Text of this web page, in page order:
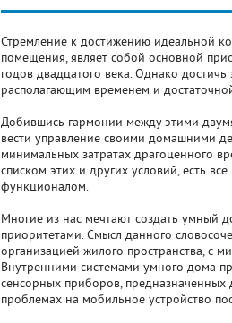
Стремление к достижению идеальной
помещения, являет собой основной
годов двадцатого века. Однако
располагающим временем и
Добившись гармонии между этими
вести управление своими домашними
минимальных затратах драгоценного
списком этих и других условий, есть
функционалом.
Многие из нас мечтают создать умный
приоритетами. Смысл данного
организацией жилого пространства, с
Внутренними системами умного дома
сенсорных приборов,
проблемах на мобильное устройство